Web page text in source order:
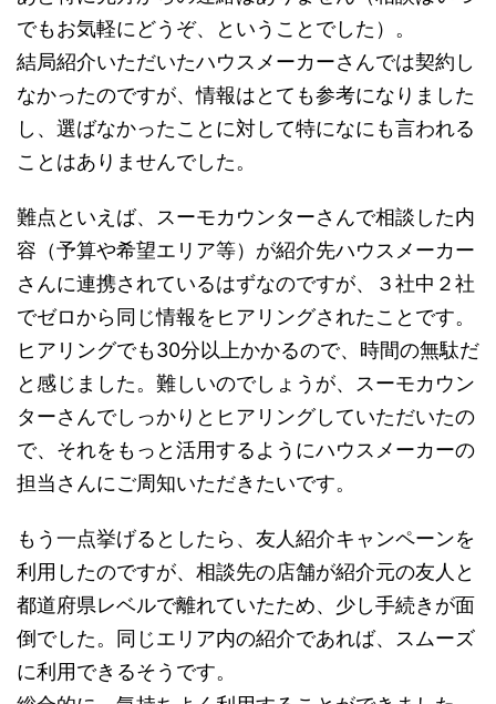
でもお気軽にどうぞ、ということでした）。
結局紹介いただいたハウスメーカーさんでは契約し
なかったのですが、情報はとても参考になりました
し、選ばなかったことに対して特になにも言われる
ことはありませんでした。
難点といえば、スーモカウンターさんで相談した内
容（予算や希望エリア等）が紹介先ハウスメーカー
さんに連携されているはずなのですが、３社中２社
でゼロから同じ情報をヒアリングされたことです。
ヒアリングでも30分以上かかるので、時間の無駄だ
と感じました。難しいのでしょうが、スーモカウン
ターさんでしっかりとヒアリングしていただいたの
で、それをもっと活用するようにハウスメーカーの
担当さんにご周知いただきたいです。
もう一点挙げるとしたら、友人紹介キャンペーンを
利用したのですが、相談先の店舗が紹介元の友人と
都道府県レベルで離れていたため、少し手続きが面
倒でした。同じエリア内の紹介であれば、スムーズ
に利用できるそうです。